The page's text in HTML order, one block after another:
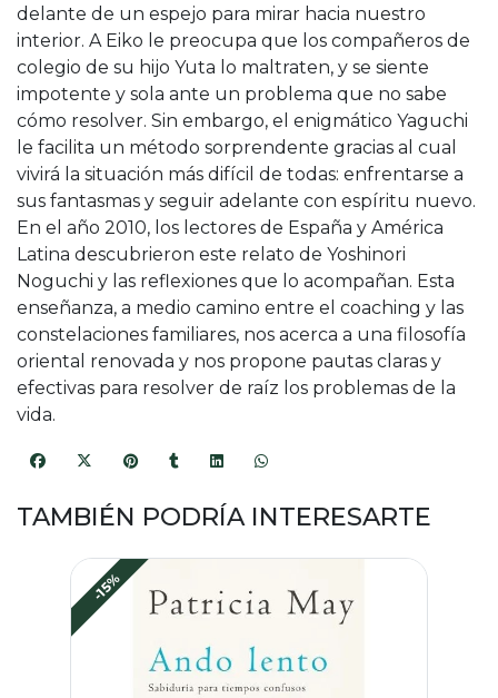
delante de un espejo para mirar hacia nuestro
interior. A Eiko le preocupa que los compañeros de
colegio de su hijo Yuta lo maltraten, y se siente
impotente y sola ante un problema que no sabe
cómo resolver. Sin embargo, el enigmático Yaguchi
le facilita un método sorprendente gracias al cual
vivirá la situación más difícil de todas: enfrentarse a
sus fantasmas y seguir adelante con espíritu nuevo.
En el año 2010, los lectores de España y América
Latina descubrieron este relato de Yoshinori
Noguchi y las reflexiones que lo acompañan. Esta
enseñanza, a medio camino entre el coaching y las
constelaciones familiares, nos acerca a una filosofía
oriental renovada y nos propone pautas claras y
efectivas para resolver de raíz los problemas de la
vida.
TAMBIÉN PODRÍA INTERESARTE
-15%